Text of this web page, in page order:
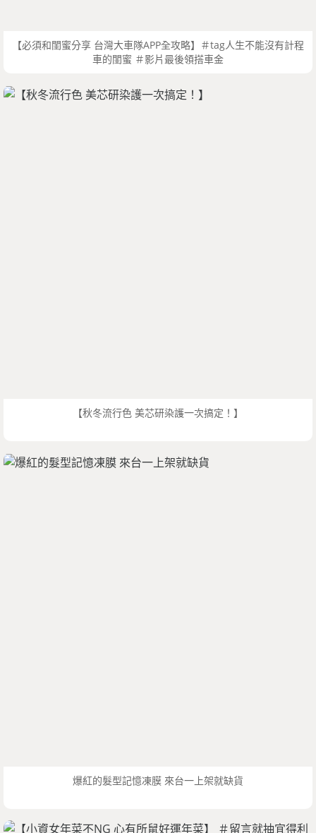
【必須和閨蜜分享 台灣大車隊APP全攻略】＃tag人生不能沒有計程
車的閨蜜 ＃影片最後領搭車金
【秋冬流行色 美芯研染護一次搞定！】
爆紅的髮型記憶凍膜 來台一上架就缺貨